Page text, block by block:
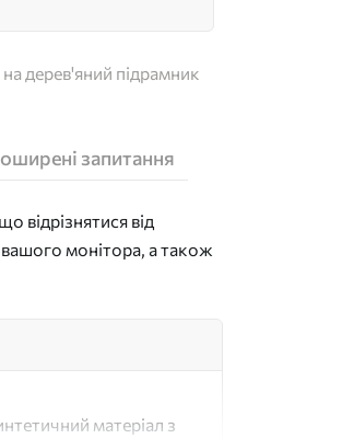
дерев'яний підрамник
запитання
відрізнятися від
вашого монітора, а також
матеріал з